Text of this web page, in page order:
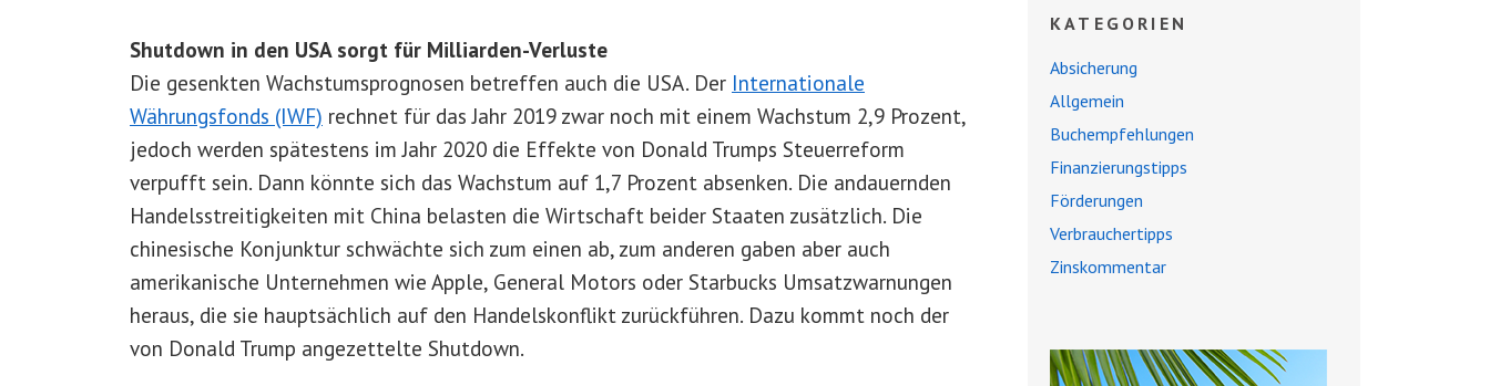
Shutdown in den USA sorgt für Milliarden-Verluste
Die gesenkten Wachstumsprognosen betreffen auch die USA. Der Internationale
Währungsfonds (IWF) rechnet für das Jahr 2019 zwar noch mit einem Wachstum 2,9 Prozent,
jedoch werden spätestens im Jahr 2020 die Effekte von Donald Trumps Steuerreform
verpufft sein. Dann könnte sich das Wachstum auf 1,7 Prozent absenken. Die andauernden
Handelsstreitigkeiten mit China belasten die Wirtschaft beider Staaten zusätzlich. Die
chinesische Konjunktur schwächte sich zum einen ab, zum anderen gaben aber auch
amerikanische Unternehmen wie Apple, General Motors oder Starbucks Umsatzwarnungen
heraus, die sie hauptsächlich auf den Handelskonflikt zurückführen. Dazu kommt noch der
von Donald Trump angezettelte Shutdown.
KATEGORIEN
Absicherung
Allgemein
Buchempfehlungen
Finanzierungstipps
Förderungen
Verbrauchertipps
Zinskommentar